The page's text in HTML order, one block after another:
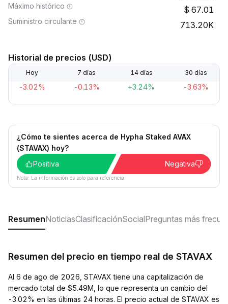
Máximo histórico 67.01
Suministro circulante 713.20K
Historial de precios (USD)
Hoy 7 días 14 días 30 días
-3.02% -0.13% +3.24% -3.63%
¿Cómo te sientes acerca de Hypha Staked AVAX
(STAVAX) hoy?
Positiva
Negativa
Nota: La información es solo para referencia.
ResumenNoticiasClasificaciónSocialPreguntas más
Resumen del precio en tiempo real de STAVAX
Al 6 de ago de 2026, STAVAX tiene una capitalización de
mercado total de $5.49M, lo que representa un cambio del
-3.02% en las últimas 24 horas. El precio actual de STAVAX es